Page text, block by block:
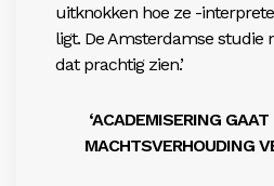
uitknokken hoe ze -
ligt. De Amsterdamse studie
dat prachtig zien.’
‘ACADEMISERING GAAT
MACHTSVERHOUDING